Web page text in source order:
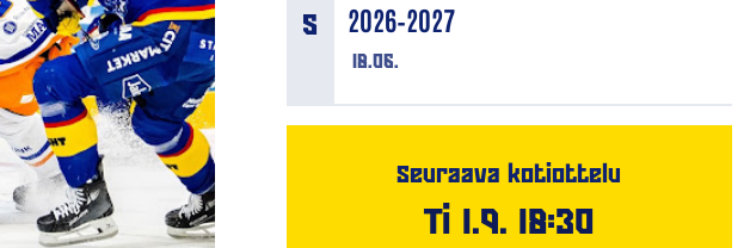
18.06.
2026–2027
Seuraava kotiottelu
Ti 1.9. 18:30